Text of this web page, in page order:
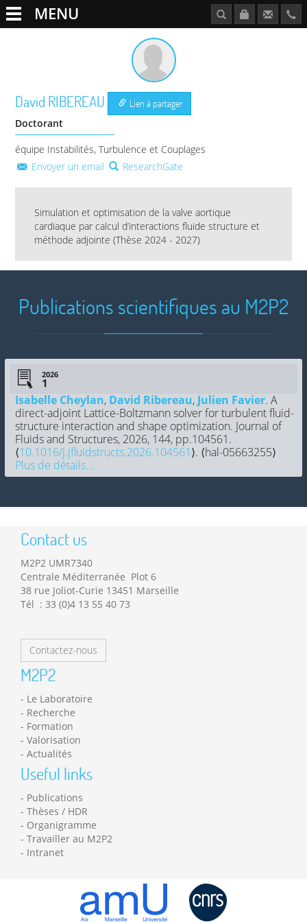
MENU
David RIBEREAU
Lien à partager
Doctorant
équipe Instabilités, Turbulence et Couplages
Envoyer un email
ResearchGate
Simulation et optimisation de la valve aortique
cardiaque par calcul d’interactions fluide structure et
méthode adjointe (Thèse 2024 - 2027)
Publications scientifiques au M2P2
2026
Isabelle Cheylan, David Ribereau, Julien Favier. A
direct-adjoint Lattice-Boltzmann solver for turbulent fluid-
structure interaction and shape optimization. Journal of
Fluids and Structures, 2026, 144, pp.104561.
⟨10.1016/j.jfluidstructs.2026.104561⟩. ⟨hal-05663255⟩
Plus de détails...
Contact us
M2P2 UMR7340
Centrale Méditerranée Plot 6
38 rue Joliot-Curie 13451 Marseille
Tél : 33 (0)4 13 55 40 73
Contactez-nous
M2P2
Le Laboratoire
Recherche
Formation
Valorisation
Actualités
Useful links
Publications
Thèses / HDR
Organigramme
Travailler au M2P2
Intranet